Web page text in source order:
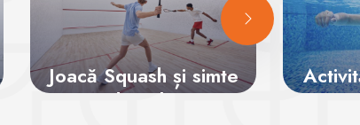
Joacă Squash și simte
adrenalina